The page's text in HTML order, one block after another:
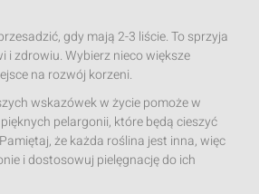
gdy mają 2-3 liście. To sprzyja
i zdrowiu. Wybierz nieco większe
na rozwój korzeni.
wskazówek w życie pomoże w
pelargonii, które będą cieszyć
że każda roślina jest inna, więc
i dostosowuj pielęgnację do ich